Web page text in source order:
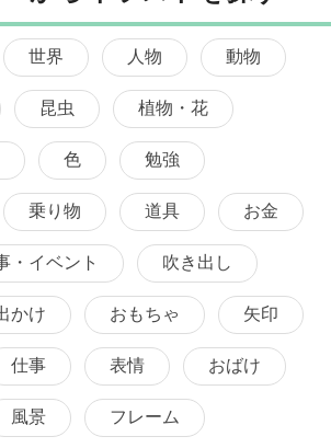
世界 人物 動物
昆虫 植物・花
色 勉強
乗り物 道具 お金
・イベント 吹き出し
かけ おもちゃ 矢印
仕事 表情 おばけ
風景 フレーム